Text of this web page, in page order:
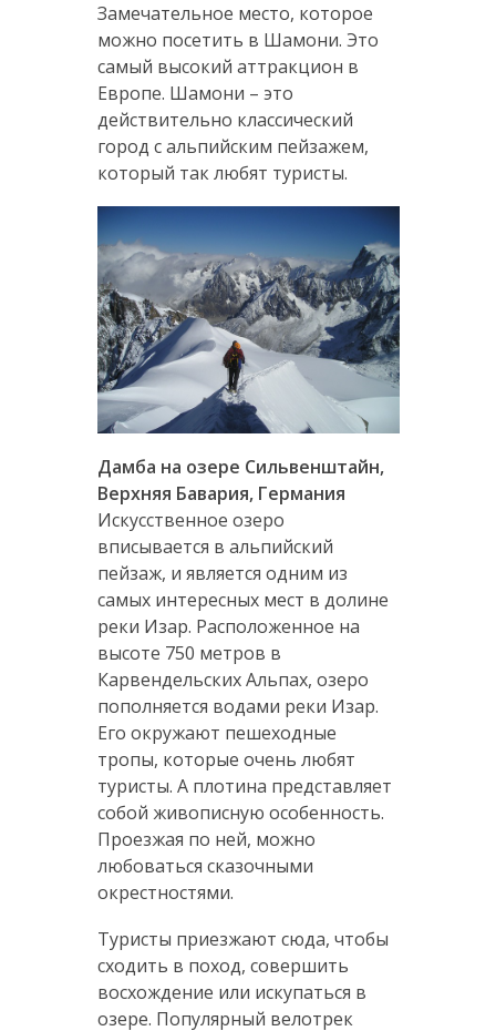
Замечательное место, которое
можно посетить в Шамони. Это
самый высокий аттракцион в
Европе. Шамони – это
действительно классический
город с альпийским пейзажем,
который так любят туристы.
Дамба на озере Сильвенштайн,
Верхняя Бавария, Германия
Искусственное озеро
вписывается в альпийский
пейзаж, и является одним из
самых интересных мест в долине
реки Изар. Расположенное на
высоте 750 метров в
Карвендельских Альпах, озеро
пополняется водами реки Изар.
Его окружают пешеходные
тропы, которые очень любят
туристы. А плотина представляет
собой живописную особенность.
Проезжая по ней, можно
любоваться сказочными
окрестностями.
Туристы приезжают сюда, чтобы
сходить в поход, совершить
восхождение или искупаться в
озере. Популярный велотрек